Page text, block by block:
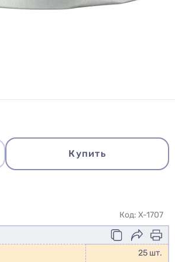
Купить
Код: X-1707
25 шт.